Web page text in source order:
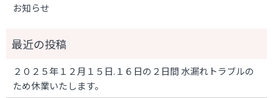
お知らせ
２０２５年１２月１５日.１６日の２日間 水漏れトラブルの
ため休業いたします。